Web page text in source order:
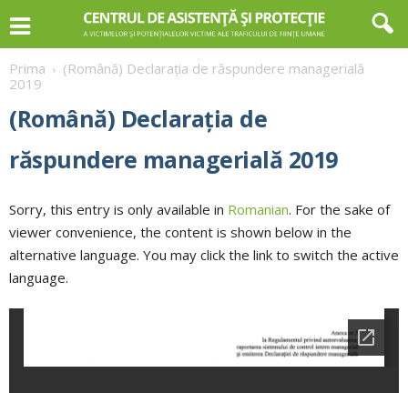
Prima
(Română) Declarația de răspundere managerială
2019
(Română) Declarația de
răspundere managerială 2019
Sorry, this entry is only available in Romanian. For the sake of
viewer convenience, the content is shown below in the
alternative language. You may click the link to switch the active
language.